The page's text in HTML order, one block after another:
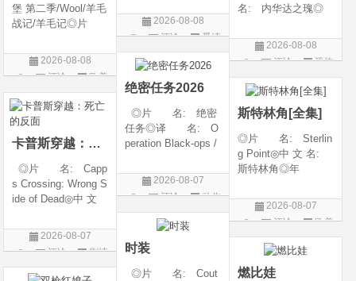
道之恋 / 白色宫殿◎
年 代: 1990◎
类 别: 剧情 / 爱
情◎语
2026-08-08
评论
爱情
片
名: 内华达之瑰◎
玫瑰 / 英伦转生号
(港) / 谜航(台)◎年
地: 英国◎类
别: 剧情 / 恐
2026-08-08
评论
恐怖
片
堡 第二季/Wool/羊毛
战记/羊毛记◎片
◎年 代 2024◎
产 地 美国◎
幻 / 悬疑◎语
言 英语◎上映日
2026-08-08
评论
欧美
剧
绝密任务2026
◎片 名: 绝密
任务◎译 名: O
peration Black-ops /
&amp;middot;绝密任
务◎年 代: 202
大陆◎类 别:
动作 / 战争 / 犯
2026-08-07
评论
动作
片
斯特林角[全集]
◎片 名: Sterlin
g Point◎中 文 名:
斯特林角◎年
地: 美国◎类
别: 剧情◎语
期: 2026-08-05(美
国)◎IMDb评分: 6
2026-08-07
评论
欧美
剧
卡普斯穿越：死亡的反面
◎片 名: Capp
s Crossing: Wrong S
ide of Dead◎中 文
死亡的反面◎年
代: 2026◎产
别: 剧情 / 悬疑 / 惊
2026-08-07
评论
剧情
片
时装
◎片 名: Cout
燃比娃